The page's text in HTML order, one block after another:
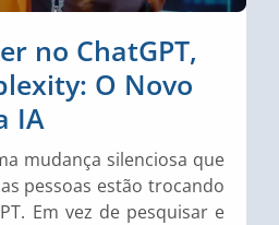
no ChatGPT,
O Novo
IA
mudança silenciosa que
pessoas estão trocando
Em vez de pesquisar e